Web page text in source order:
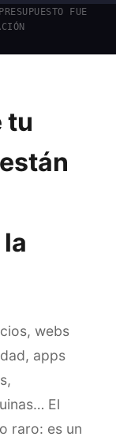
FUE
tu
webs
apps
El
raro: es un